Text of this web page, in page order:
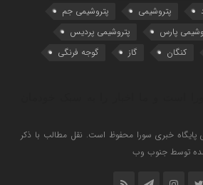
پتروشیمی
پتروشیمی جم
پارس
پتروشیمی پردیس
کنگان گاز گوجه فرنگی
پایگاه خبری سورا محفوظ است. نقل مطالب با ذکر
توسط جنوب وب